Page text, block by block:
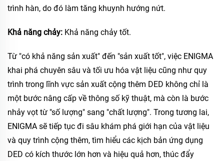
trình hàn, do đó làm tăng khuynh hướng nứt.
Khả năng chảy: Khả năng chảy tốt.
Từ "có khả năng sản xuất" đến "sản xuất tốt", việc ENIGMA
khai phá chuyên sâu và tối ưu hóa vật liệu cũng như quy
trình trong lĩnh vực sản xuất cộng thêm DED không chỉ là
một bước nâng cấp về thông số kỹ thuật, mà còn là bước
nhảy vọt từ "số lượng" sang "chất lượng". Trong tương lai,
ENIGMA sẽ tiếp tục đi sâu khám phá giới hạn của vật liệu
và quy trình cộng thêm, tìm hiểu các kịch bản ứng dụng
DED có kích thước lớn hơn và hiệu quả hơn, thúc đẩy